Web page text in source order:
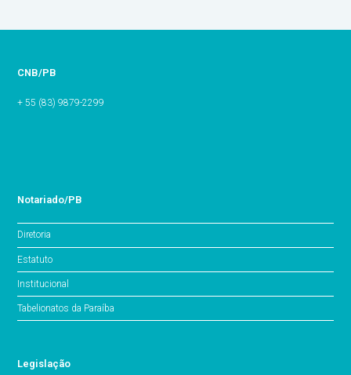
CNB/PB
+ 55 (83) 9879-2299
Notariado/PB
Diretoria
Estatuto
Institucional
Tabelionatos da Paraíba
Legislação